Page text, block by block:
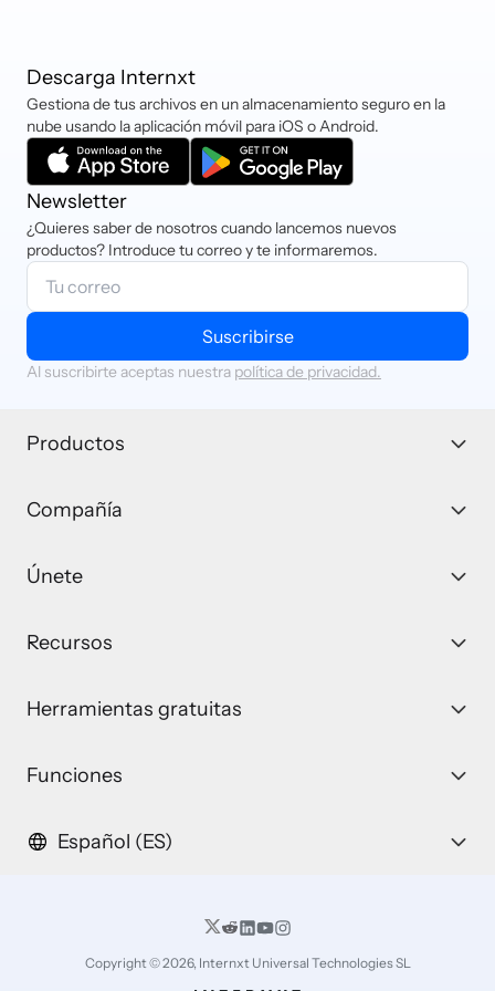
Descarga Internxt
Gestiona de tus archivos en un almacenamiento seguro en la
nube usando la aplicación móvil para iOS o Android.
Newsletter
¿Quieres saber de nosotros cuando lancemos nuevos
productos? Introduce tu correo y te informaremos.
Suscribirse
Al suscribirte aceptas nuestra política de privacidad.
Productos
Compañía
Únete
Recursos
Herramientas gratuitas
Funciones
Español (ES)
Copyright © 2026, Internxt Universal Technologies SL